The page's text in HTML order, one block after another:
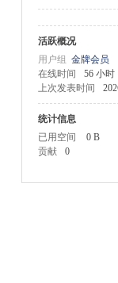
活跃概况
用户组 金牌会员
在线时间
56 小时
上次发表时间
统计信息
已用空间
0 B
贡献
0